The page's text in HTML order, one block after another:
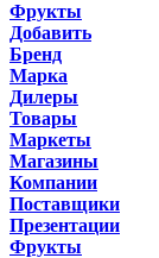
Фрукты
Добавить
Бренд
Марка
Дилеры
Товары
Маркеты
Магазины
Компании
Поставщики
Презентации
Фрукты